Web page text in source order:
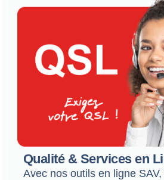
Qualité & Services en
Avec nos outils en ligne